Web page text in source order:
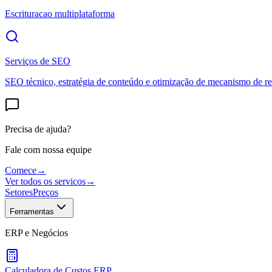
Escrituracao multiplataforma
Serviços de SEO
SEO técnico, estratégia de conteúdo e otimização de mecanismo de
Precisa de ajuda?
Fale com nossa equipe
Comece→
Ver todos os servicos→
SetoresPreços
Ferramentas
ERP e Negócios